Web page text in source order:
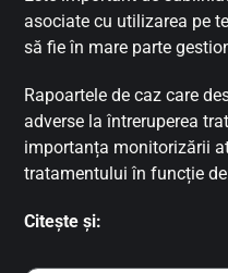
asociate cu utilizarea pe
să fie în mare parte
Rapoartele de caz care
adverse la întreruperea
importanța monitorizării
tratamentului în funcție
Citește și: